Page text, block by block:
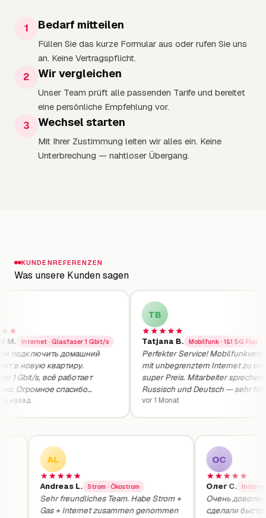
1 Bedarf mitteilen
Füllen Sie das kurze Formular aus oder rufen Sie uns
an. Keine Vertragspflicht.
2 Wir vergleichen
Unser Team prüft alle passenden Tarife und bereitet
eine persönliche Empfehlung vor.
3 Wechsel starten
Mit Ihrer Zustimmung leiten wir alles ein. Keine
Unterbrechung — nahtloser Übergang.
KUNDENREFERENZEN
Was unsere Kunden sagen
Internet · Glasfaser 1 Gbit/s
подключить домашний
в новую квартиру.
1 Gbit/s, всё работает
Огромное спасибо
назад
TB
Tatjana B. Mobilfunk · 1&1 5G Flat
Perfekter Service! Mobilfunkvertrag
mit unbegrenztem Internet zu
super Preis. Mitarbeiter sprechen
Russisch und Deutsch — sehr
vor 1 Monat
AL
Andreas L. Strom · Ökostrom
Sehr freundliches Team. Habe Strom +
Gas + Internet zusammen genommen
ОС
Олег С.
Очень
сделали